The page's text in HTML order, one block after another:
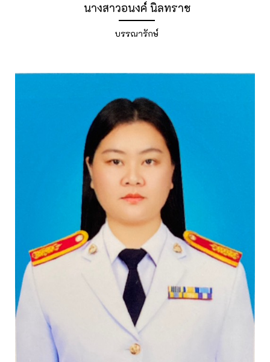
นางสาวอนงค์ นิลทราช
บรรณารักษ์